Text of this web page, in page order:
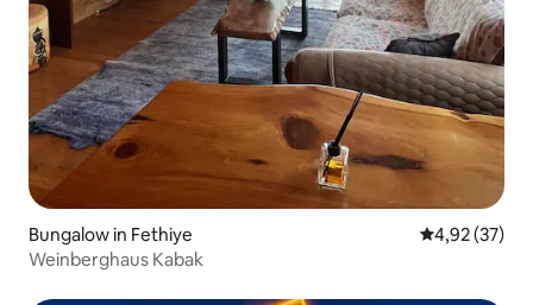
Bungalow in Fethiye Gemiddelde
4,92 (37)
Weinberghaus Kabak